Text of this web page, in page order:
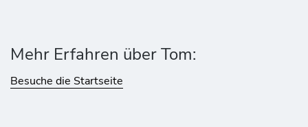
Mehr Erfahren über Tom:
Besuche die Startseite